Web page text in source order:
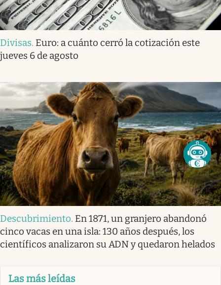
Divisas. Euro: a cuánto cerró la cotización este
jueves 6 de agosto
Descubrimiento. En 1871, un granjero abandonó
cinco vacas en una isla: 130 años después, los
científicos analizaron su ADN y quedaron helados
Las más leídas